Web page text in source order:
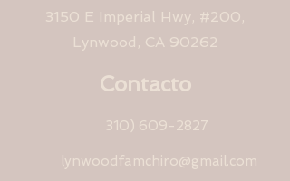
3150 E Imperial Hwy, #200,
Lynwood, CA 90262
Contacto
310) 609-2827
lynwoodfamchiro@gmail.com